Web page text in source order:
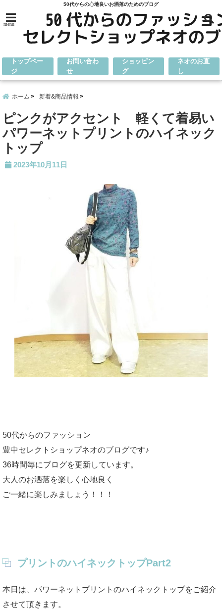
50代からの心地良いお洒落のためのブログ
menu
トップペー
ジ
お問い合わ
せ
ショッピン
グ
ネオのお直
し
ホーム 新着&商品情報
ピンクがアクセント 軽くて着易い
パワーネットプリントのハイネック
トップ
2023年10月11日
50代からのファッション
豊中セレクトショップネオのブログです♪
36時間毎にブログを更新しています。
大人のお洒落を楽しく心地良く
ご一緒に楽しみましょう！！！
プリントのハイネックトップPart2
本日は、パワーネットプリントのハイネックトップをご紹介
させて頂きます。